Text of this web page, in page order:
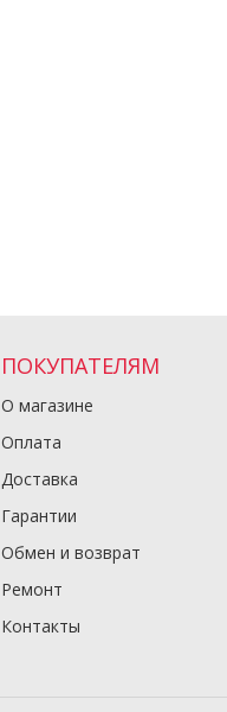
ПОКУПАТЕЛЯМ
О магазине
Оплата
Доставка
Гарантии
Обмен и возврат
Ремонт
Контакты